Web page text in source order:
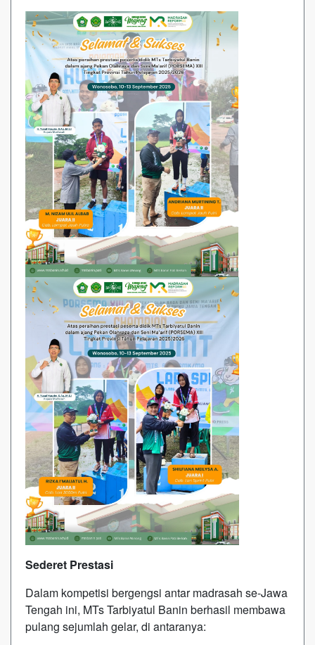
Sederet Prestasi
Dalam kompetisi bergengsi antar madrasah se-Jawa
Tengah ini, MTs Tarbiyatul Banin berhasil membawa
pulang sejumlah gelar, di antaranya: